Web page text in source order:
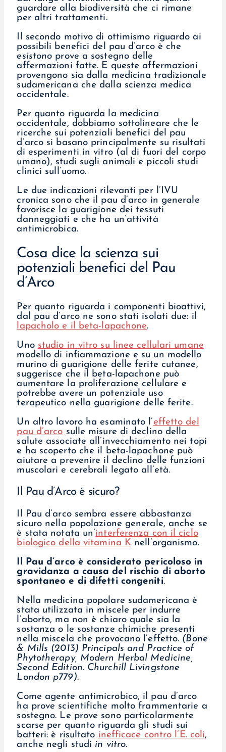
guardare alla biodiversità che ci rimane
per altri trattamenti.
Il secondo motivo di ottimismo riguardo ai
possibili benefici del pau d’arco è che
esistono prove a sostegno delle
affermazioni fatte. E queste affermazioni
provengono sia dalla medicina tradizionale
sudamericana che dalla scienza medica
occidentale.
Per quanto riguarda la medicina
occidentale, dobbiamo sottolineare che le
ricerche sui potenziali benefici del pau
d’arco si basano principalmente su risultati
di esperimenti in vitro (al di fuori del corpo
umano), studi sugli animali e piccoli studi
clinici sull’uomo.
Le due indicazioni rilevanti per l’IVU
cronica sono che il pau d’arco in generale
favorisce la guarigione dei tessuti
danneggiati e che ha un’attività
antimicrobica.
Cosa dice la scienza sui
potenziali benefici del Pau
d’Arco
Per quanto riguarda i componenti bioattivi,
dal pau d’arco ne sono stati isolati due: il
lapacholo e il beta-lapachone.
Uno studio in vitro su linee cellulari umane
modello di infiammazione e su un modello
murino di guarigione delle ferite cutanee,
suggerisce che il beta-lapachone può
aumentare la proliferazione cellulare e
potrebbe avere un potenziale uso
terapeutico nella guarigione delle ferite.
Un altro lavoro ha esaminato l’effetto del
pau d’arco sulle misure di declino della
salute associate all’invecchiamento nei topi
e ha scoperto che il beta-lapachone può
aiutare a prevenire il declino delle funzioni
muscolari e cerebrali legato all’età.
Il Pau d’Arco è sicuro?
Il Pau d’arco sembra essere abbastanza
sicuro nella popolazione generale, anche se
è stata notata un’interferenza con il ciclo
biologico della vitamina K nell’organismo.
Il Pau d’arco è considerato pericoloso in
gravidanza a causa del rischio di aborto
spontaneo e di difetti congeniti.
Nella medicina popolare sudamericana è
stata utilizzata in miscele per indurre
l’aborto, ma non è chiaro quale sia la
sostanza o le sostanze chimiche presenti
nella miscela che provocano l’effetto. (Bone
& Mills (2013) Principals and Practice of
Phytotherapy, Modern Herbal Medicine,
Second Edition. Churchill Livingstone
London p779).
Come agente antimicrobico, il pau d’arco
ha prove scientifiche molto frammentarie a
sostegno. Le prove sono particolarmente
scarse per quanto riguarda gli studi sui
batteri: è risultato inefficace contro l’E. coli,
anche negli studi in vitro.